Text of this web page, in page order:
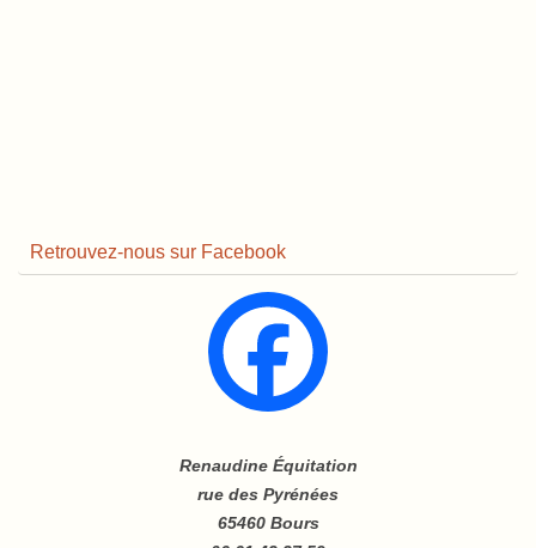
Retrouvez-nous sur Facebook
Renaudine Équitation
rue des Pyrénées
65460 Bours